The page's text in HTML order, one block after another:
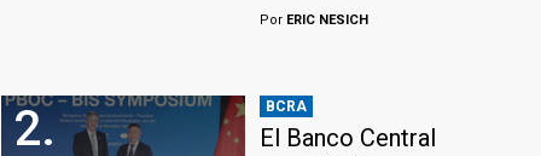
Por ERIC NESICH
2. BCRA
El Banco Central